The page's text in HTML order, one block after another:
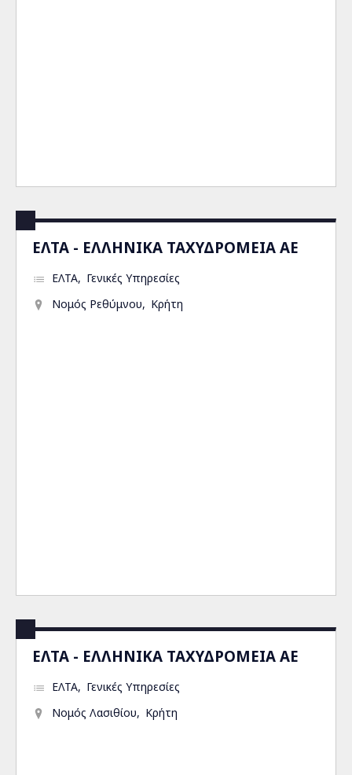
ΕΛΤΑ - ΕΛΛΗΝΙΚΑ ΤΑΧΥΔΡΟΜΕΙΑ ΑΕ
ΕΛΤΑ
Γενικές Υπηρεσίες
Νομός Ρεθύμνου
Κρήτη
ΕΛΤΑ - ΕΛΛΗΝΙΚΑ ΤΑΧΥΔΡΟΜΕΙΑ ΑΕ
ΕΛΤΑ
Γενικές Υπηρεσίες
Νομός Λασιθίου
Κρήτη